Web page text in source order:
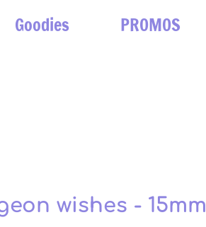
Goodies PROMOS
wishes - 15mm